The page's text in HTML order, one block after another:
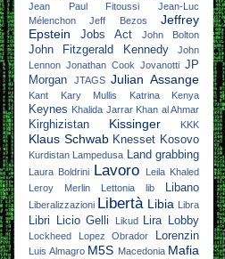
Jean Paul Fitoussi
Jean-Luc
Mélenchon
Jeff Bezos
Jeffrey
Epstein
Jobs Act John Bolton
John Fitzgerald Kennedy
John
Lennon Jonathan Cook Jovanotti JP
Morgan
JTAGS Julian Assange
Kant Kary Mullis Katrina Kenya
Keynes Khalida Jarrar Khan al Ahmar
Kirghizistan Kissinger KKK
Klaus Schwab Knesset Kosovo
Kurdistan Lampedusa Land grabbing
Laura Boldrini Lavoro
Leila Khaled
Leroy Merlin
Lettonia lib Libano
Liberalizzazioni Libertà Libia Libra
Libri Licio Gelli Likud Lira Lobby
Lockheed Lopez Obrador Lorenzin
Luis Almagro M5S Macedonia Mafia